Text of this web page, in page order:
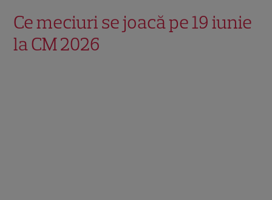
Ce meciuri se joacă pe 19 iunie
la CM 2026